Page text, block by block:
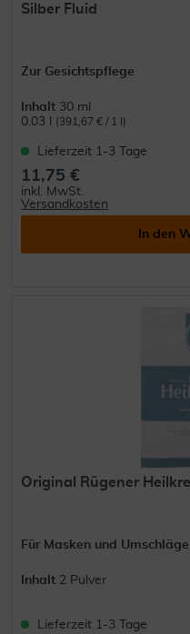
Silber Fluid
Zur Gesichtspflege
Inhalt 30 ml
0.03 l
(391,67 € / 1 l)
Lieferzeit 1-3 Tage
11,75 €
inkl. MwSt.
Versandkosten
In den
Original Rügener
Für Masken und Umschläge
Inhalt 2 Pulver
Lieferzeit 1-3 Tage